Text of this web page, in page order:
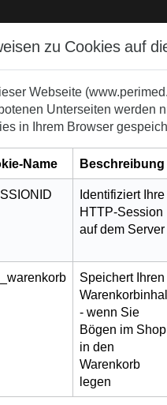
Produkte
zu Cookies auf
Webseite
Unterseiten werden
in Ihrem Browser
Name Beschreibung
Identifiziert Ihre
HTTP-Session
auf dem Server
Speichert Ihren
- wenn Sie
Bögen im Shop
in den
Warenkorb
legen